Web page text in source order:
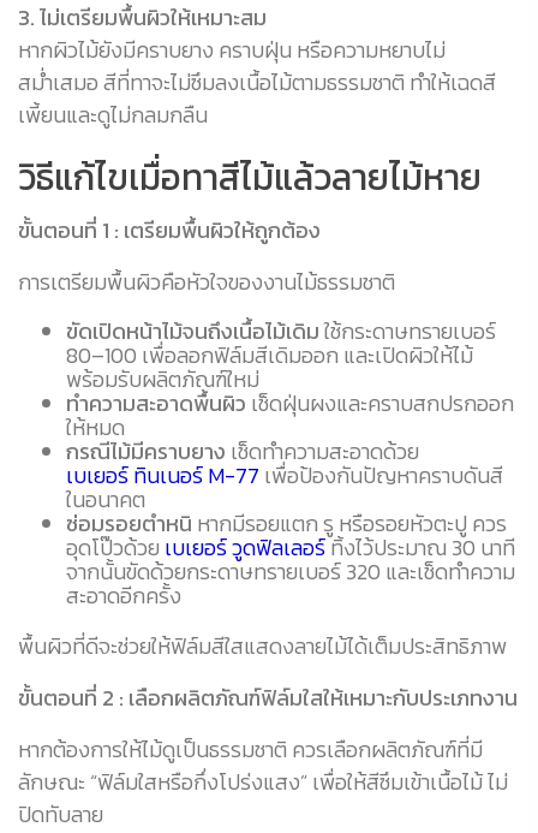
3. ไม่เตรียมพื้นผิวให้เหมาะสม
หากผิวไม้ยังมีคราบยาง คราบฝุ่น หรือความหยาบไม่
สม่ำเสมอ สีที่ทาจะไม่ซึมลงเนื้อไม้ตามธรรมชาติ ทำให้เฉดสี
เพี้ยนและดูไม่กลมกลืน
วิธีแก้ไขเมื่อทาสีไม้แล้วลายไม้หาย
ขั้นตอนที่ 1 : เตรียมพื้นผิวให้ถูกต้อง
การเตรียมพื้นผิวคือหัวใจของงานไม้ธรรมชาติ
ขัดเปิดหน้าไม้จนถึงเนื้อไม้เดิมใช้กระดาษทรายเบอร์
80–100 เพื่อลอกฟิล์มสีเดิมออก และเปิดผิวให้ไม้
พร้อมรับผลิตภัณฑ์ใหม่
ทำความสะอาดพื้นผิว เช็ดฝุ่นผงและคราบสกปรกออก
ให้หมด
กรณีไม้มีคราบยาง เช็ดทำความสะอาดด้วย
เบเยอร์ ทินเนอร์ M-77 เพื่อป้องกันปัญหาคราบดันสี
ในอนาคต
ซ่อมรอยตำหนิ หากมีรอยแตก รู หรือรอยหัวตะปู ควร
อุดโป๊วด้วย เบเยอร์ วูดฟิลเลอร์ทิ้งไว้ประมาณ 30 นาที
จากนั้นขัดด้วยกระดาษทรายเบอร์ 320 และเช็ดทำความ
สะอาดอีกครั้ง
พื้นผิวที่ดีจะช่วยให้ฟิล์มสีใสแสดงลายไม้ได้เต็มประสิทธิภาพ
ขั้นตอนที่ 2 : เลือกผลิตภัณฑ์ฟิล์มใสให้เหมาะกับประเภทงาน
หากต้องการให้ไม้ดูเป็นธรรมชาติ ควรเลือกผลิตภัณฑ์ที่มี
ลักษณะ “ฟิล์มใสหรือกึ่งโปร่งแสง” เพื่อให้สีซึมเข้าเนื้อไม้ ไม่
ปิดทับลาย